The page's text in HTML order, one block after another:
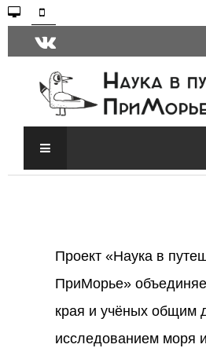
Проект «Наука в
ПриМорье»
края и учёных общим
исследованием моря